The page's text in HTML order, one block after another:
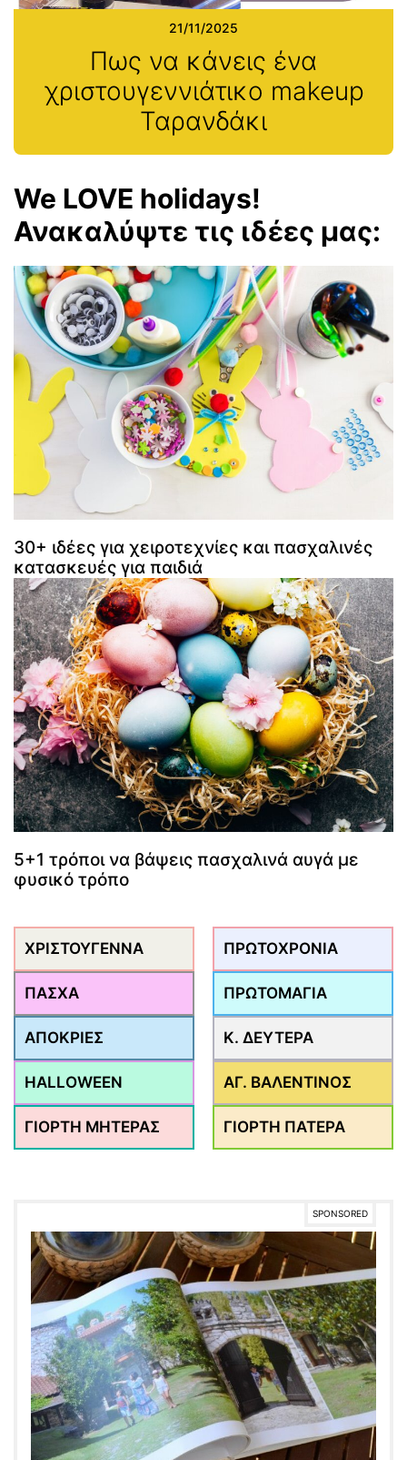
21/11/2025
Πως να κάνεις ένα
χριστουγεννιάτικο makeup
Ταρανδάκι
We LOVE holidays!
Ανακαλύψτε τις ιδέες μας:
30+ ιδέες για χειροτεχνίες και πασχαλινές
κατασκευές για παιδιά
5+1 τρόποι να βάψεις πασχαλινά αυγά με
φυσικό τρόπο
ΧΡΙΣΤΟΥΓΕΝΝΑ ΠΡΩΤΟΧΡΟΝΙΑ
ΠΑΣΧΑ ΠΡΩΤΟΜΑΓΙΑ
ΑΠΟΚΡΙΕΣ Κ. ΔΕΥΤΕΡΑ
HALLOWEEN ΑΓ. ΒΑΛΕΝΤΙΝΟΣ
ΓΙΟΡΤΗ ΜΗΤΕΡΑΣ ΓΙΟΡΤΗ ΠΑΤΕΡΑ
SPONSORED